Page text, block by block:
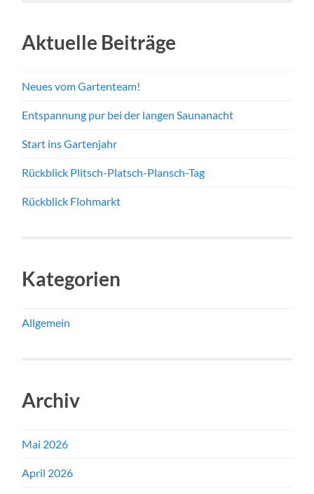
Aktuelle Beiträge
Neues vom Gartenteam!
Entspannung pur bei der langen Saunanacht
Start ins Gartenjahr
Rückblick Plitsch-Platsch-Plansch-Tag
Rückblick Flohmarkt
Kategorien
Allgemein
Archiv
Mai 2026
April 2026